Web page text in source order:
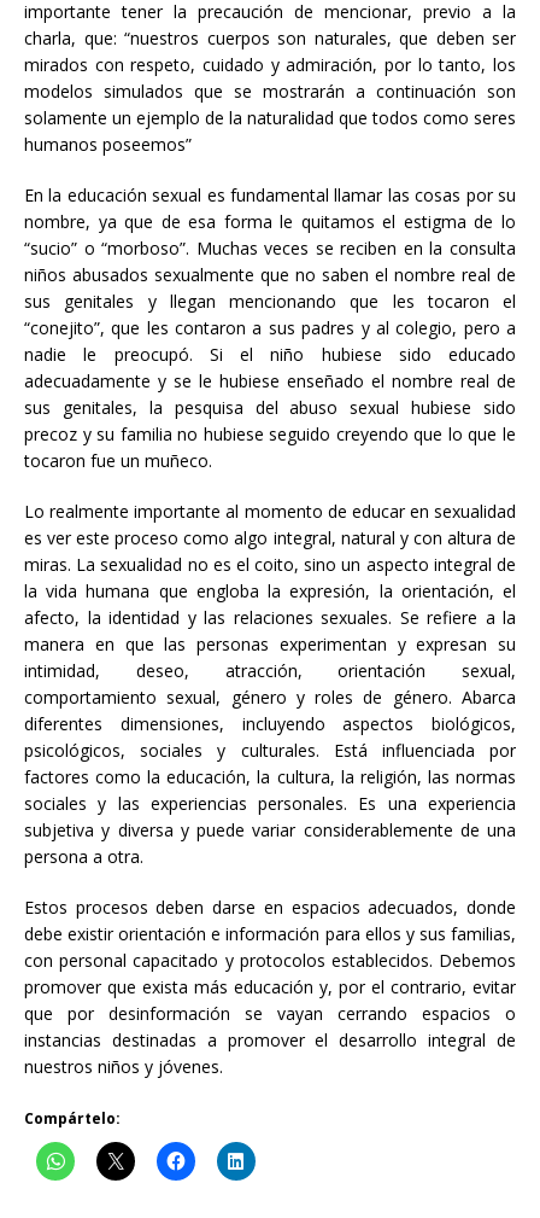
importante tener la precaución de mencionar, previo a la
charla, que: “nuestros cuerpos son naturales, que deben ser
mirados con respeto, cuidado y admiración, por lo tanto, los
modelos simulados que se mostrarán a continuación son
solamente un ejemplo de la naturalidad que todos como seres
humanos poseemos”
En la educación sexual es fundamental llamar las cosas por su
nombre, ya que de esa forma le quitamos el estigma de lo
“sucio” o “morboso”. Muchas veces se reciben en la consulta
niños abusados sexualmente que no saben el nombre real de
sus genitales y llegan mencionando que les tocaron el
“conejito”, que les contaron a sus padres y al colegio, pero a
nadie le preocupó. Si el niño hubiese sido educado
adecuadamente y se le hubiese enseñado el nombre real de
sus genitales, la pesquisa del abuso sexual hubiese sido
precoz y su familia no hubiese seguido creyendo que lo que le
tocaron fue un muñeco.
Lo realmente importante al momento de educar en sexualidad
es ver este proceso como algo integral, natural y con altura de
miras. La sexualidad no es el coito, sino un aspecto integral de
la vida humana que engloba la expresión, la orientación, el
afecto, la identidad y las relaciones sexuales. Se refiere a la
manera en que las personas experimentan y expresan su
intimidad, deseo, atracción, orientación sexual,
comportamiento sexual, género y roles de género. Abarca
diferentes dimensiones, incluyendo aspectos biológicos,
psicológicos, sociales y culturales. Está influenciada por
factores como la educación, la cultura, la religión, las normas
sociales y las experiencias personales. Es una experiencia
subjetiva y diversa y puede variar considerablemente de una
persona a otra.
Estos procesos deben darse en espacios adecuados, donde
debe existir orientación e información para ellos y sus familias,
con personal capacitado y protocolos establecidos. Debemos
promover que exista más educación y, por el contrario, evitar
que por desinformación se vayan cerrando espacios o
instancias destinadas a promover el desarrollo integral de
nuestros niños y jóvenes.
Compártelo: